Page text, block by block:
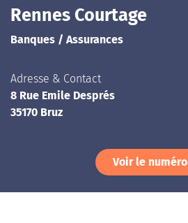
Rennes Courtage
Banques / Assurances
Adresse & Contact
8 Rue Emile Després
35170 Bruz
Voir le numéro